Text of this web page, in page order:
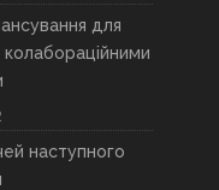
для
наступного